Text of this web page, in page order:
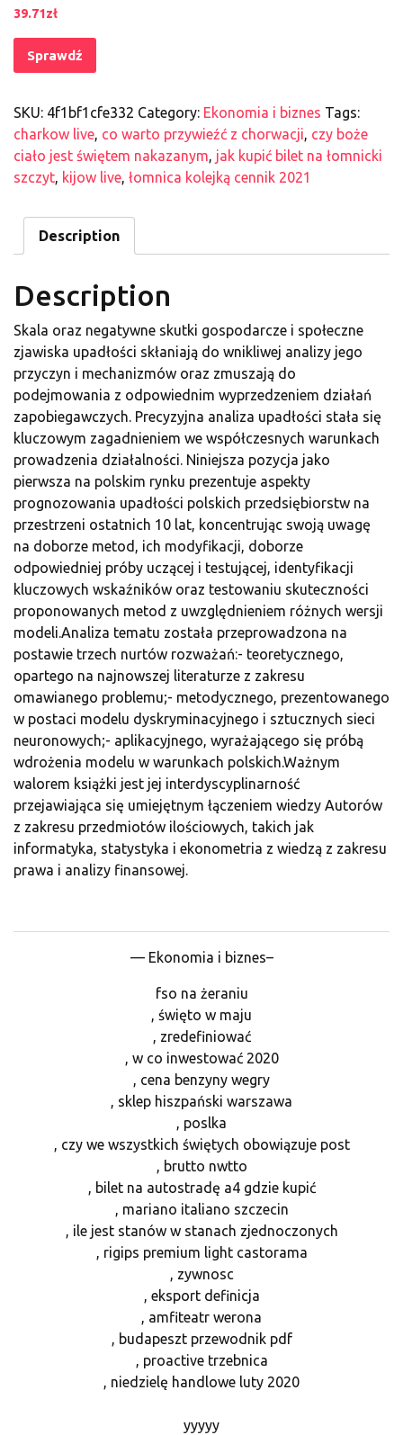
39.71zł
Sprawdź
SKU: 4f1bf1cfe332 Category: Ekonomia i biznes Tags:
charkow live, co warto przywieźć z chorwacji, czy boże
ciało jest świętem nakazanym, jak kupić bilet na łomnicki
szczyt, kijow live, łomnica kolejką cennik 2021
Description
Description
Skala oraz negatywne skutki gospodarcze i społeczne
zjawiska upadłości skłaniają do wnikliwej analizy jego
przyczyn i mechanizmów oraz zmuszają do
podejmowania z odpowiednim wyprzedzeniem działań
zapobiegawczych. Precyzyjna analiza upadłości stała się
kluczowym zagadnieniem we współczesnych warunkach
prowadzenia działalności. Niniejsza pozycja jako
pierwsza na polskim rynku prezentuje aspekty
prognozowania upadłości polskich przedsiębiorstw na
przestrzeni ostatnich 10 lat, koncentrując swoją uwagę
na doborze metod, ich modyfikacji, doborze
odpowiedniej próby uczącej i testującej, identyfikacji
kluczowych wskaźników oraz testowaniu skuteczności
proponowanych metod z uwzględnieniem różnych wersji
modeli.Analiza tematu została przeprowadzona na
postawie trzech nurtów rozważań:- teoretycznego,
opartego na najnowszej literaturze z zakresu
omawianego problemu;- metodycznego, prezentowanego
w postaci modelu dyskryminacyjnego i sztucznych sieci
neuronowych;- aplikacyjnego, wyrażającego się próbą
wdrożenia modelu w warunkach polskich.Ważnym
walorem książki jest jej interdyscyplinarność
przejawiająca się umiejętnym łączeniem wiedzy Autorów
z zakresu przedmiotów ilościowych, takich jak
informatyka, statystyka i ekonometria z wiedzą z zakresu
prawa i analizy finansowej.
— Ekonomia i biznes–
fso na żeraniu
, święto w maju
, zredefiniować
, w co inwestować 2020
, cena benzyny wegry
, sklep hiszpański warszawa
, poslka
, czy we wszystkich świętych obowiązuje post
, brutto nwtto
, bilet na autostradę a4 gdzie kupić
, mariano italiano szczecin
, ile jest stanów w stanach zjednoczonych
, rigips premium light castorama
, zywnosc
, eksport definicja
, amfiteatr werona
, budapeszt przewodnik pdf
, proactive trzebnica
, niedzielę handlowe luty 2020
yyyyy